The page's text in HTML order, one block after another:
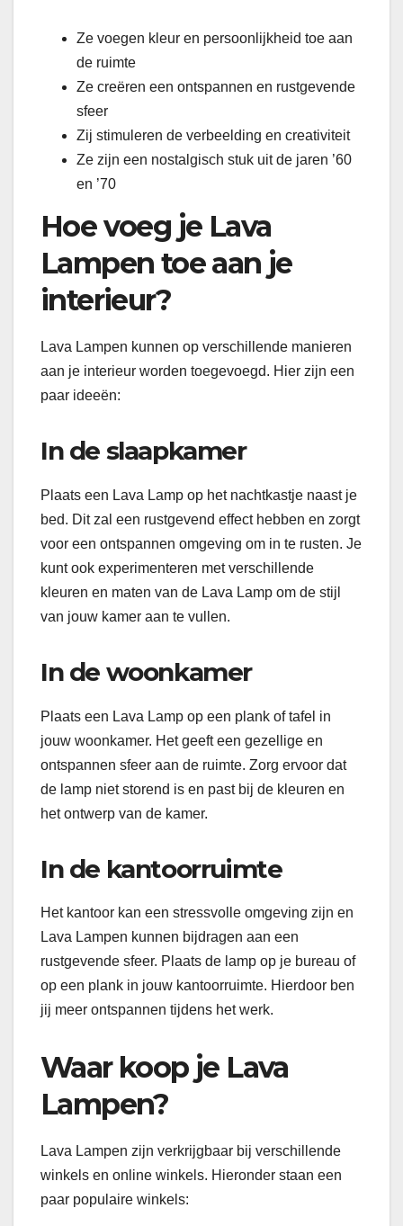
Ze voegen kleur en persoonlijkheid toe aan
de ruimte
Ze creëren een ontspannen en rustgevende
sfeer
Zij stimuleren de verbeelding en creativiteit
Ze zijn een nostalgisch stuk uit de jaren ’60
en ’70
Hoe voeg je Lava
Lampen toe aan je
interieur?
Lava Lampen kunnen op verschillende manieren
aan je interieur worden toegevoegd. Hier zijn een
paar ideeën:
In de slaapkamer
Plaats een Lava Lamp op het nachtkastje naast je
bed. Dit zal een rustgevend effect hebben en zorgt
voor een ontspannen omgeving om in te rusten. Je
kunt ook experimenteren met verschillende
kleuren en maten van de Lava Lamp om de stijl
van jouw kamer aan te vullen.
In de woonkamer
Plaats een Lava Lamp op een plank of tafel in
jouw woonkamer. Het geeft een gezellige en
ontspannen sfeer aan de ruimte. Zorg ervoor dat
de lamp niet storend is en past bij de kleuren en
het ontwerp van de kamer.
In de kantoorruimte
Het kantoor kan een stressvolle omgeving zijn en
Lava Lampen kunnen bijdragen aan een
rustgevende sfeer. Plaats de lamp op je bureau of
op een plank in jouw kantoorruimte. Hierdoor ben
jij meer ontspannen tijdens het werk.
Waar koop je Lava
Lampen?
Lava Lampen zijn verkrijgbaar bij verschillende
winkels en online winkels. Hieronder staan een
paar populaire winkels: